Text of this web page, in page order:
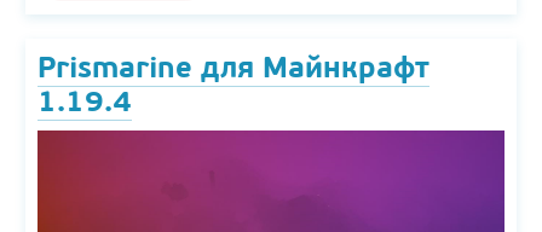
Prismarine для Майнкрафт
1.19.4